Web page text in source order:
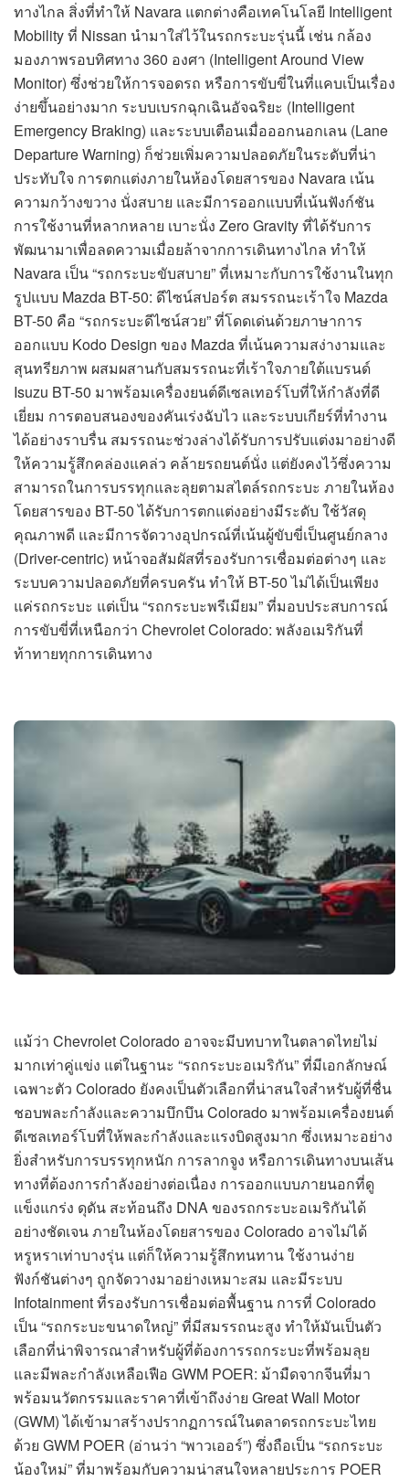
ทางไกล สิ่งที่ทำให้ Navara แตกต่างคือเทคโนโลยี Intelligent
Mobility ที่ Nissan นำมาใส่ไว้ในรถกระบะรุ่นนี้ เช่น กล้อง
มองภาพรอบทิศทาง 360 องศา (Intelligent Around View
Monitor) ซึ่งช่วยให้การจอดรถ หรือการขับขี่ในที่แคบเป็นเรื่อง
ง่ายขึ้นอย่างมาก ระบบเบรกฉุกเฉินอัจฉริยะ (Intelligent
Emergency Braking) และระบบเตือนเมื่อออกนอกเลน (Lane
Departure Warning) ก็ช่วยเพิ่มความปลอดภัยในระดับที่น่า
ประทับใจ การตกแต่งภายในห้องโดยสารของ Navara เน้น
ความกว้างขวาง นั่งสบาย และมีการออกแบบที่เน้นฟังก์ชัน
การใช้งานที่หลากหลาย เบาะนั่ง Zero Gravity ที่ได้รับการ
พัฒนามาเพื่อลดความเมื่อยล้าจากการเดินทางไกล ทำให้
Navara เป็น “รถกระบะขับสบาย” ที่เหมาะกับการใช้งานในทุก
รูปแบบ Mazda BT-50: ดีไซน์สปอร์ต สมรรถนะเร้าใจ Mazda
BT-50 คือ “รถกระบะดีไซน์สวย” ที่โดดเด่นด้วยภาษาการ
ออกแบบ Kodo Design ของ Mazda ที่เน้นความสง่างามและ
สุนทรียภาพ ผสมผสานกับสมรรถนะที่เร้าใจภายใต้แบรนด์
Isuzu BT-50 มาพร้อมเครื่องยนต์ดีเซลเทอร์โบที่ให้กำลังที่ดี
เยี่ยม การตอบสนองของคันเร่งฉับไว และระบบเกียร์ที่ทำงาน
ได้อย่างราบรื่น สมรรถนะช่วงล่างได้รับการปรับแต่งมาอย่างดี
ให้ความรู้สึกคล่องแคล่ว คล้ายรถยนต์นั่ง แต่ยังคงไว้ซึ่งความ
สามารถในการบรรทุกและลุยตามสไตล์รถกระบะ ภายในห้อง
โดยสารของ BT-50 ได้รับการตกแต่งอย่างมีระดับ ใช้วัสดุ
คุณภาพดี และมีการจัดวางอุปกรณ์ที่เน้นผู้ขับขี่เป็นศูนย์กลาง
(Driver-centric) หน้าจอสัมผัสที่รองรับการเชื่อมต่อต่างๆ และ
ระบบความปลอดภัยที่ครบครัน ทำให้ BT-50 ไม่ได้เป็นเพียง
แค่รถกระบะ แต่เป็น “รถกระบะพรีเมียม” ที่มอบประสบการณ์
การขับขี่ที่เหนือกว่า Chevrolet Colorado: พลังอเมริกันที่
ท้าทายทุกการเดินทาง
แม้ว่า Chevrolet Colorado อาจจะมีบทบาทในตลาดไทยไม่
มากเท่าคู่แข่ง แต่ในฐานะ “รถกระบะอเมริกัน” ที่มีเอกลักษณ์
เฉพาะตัว Colorado ยังคงเป็นตัวเลือกที่น่าสนใจสำหรับผู้ที่ชื่น
ชอบพละกำลังและความบึกบึน Colorado มาพร้อมเครื่องยนต์
ดีเซลเทอร์โบที่ให้พละกำลังและแรงบิดสูงมาก ซึ่งเหมาะอย่าง
ยิ่งสำหรับการบรรทุกหนัก การลากจูง หรือการเดินทางบนเส้น
ทางที่ต้องการกำลังอย่างต่อเนื่อง การออกแบบภายนอกที่ดู
แข็งแกร่ง ดุดัน สะท้อนถึง DNA ของรถกระบะอเมริกันได้
อย่างชัดเจน ภายในห้องโดยสารของ Colorado อาจไม่ได้
หรูหราเท่าบางรุ่น แต่ก็ให้ความรู้สึกทนทาน ใช้งานง่าย
ฟังก์ชันต่างๆ ถูกจัดวางมาอย่างเหมาะสม และมีระบบ
Infotainment ที่รองรับการเชื่อมต่อพื้นฐาน การที่ Colorado
เป็น “รถกระบะขนาดใหญ่” ที่มีสมรรถนะสูง ทำให้มันเป็นตัว
เลือกที่น่าพิจารณาสำหรับผู้ที่ต้องการรถกระบะที่พร้อมลุย
และมีพละกำลังเหลือเฟือ GWM POER: ม้ามืดจากจีนที่มา
พร้อมนวัตกรรมและราคาที่เข้าถึงง่าย Great Wall Motor
(GWM) ได้เข้ามาสร้างปรากฏการณ์ในตลาดรถกระบะไทย
ด้วย GWM POER (อ่านว่า “พาวเออร์”) ซึ่งถือเป็น “รถกระบะ
น้องใหม่” ที่มาพร้อมกับความน่าสนใจหลายประการ POER